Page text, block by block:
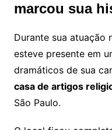
marcou sua
Durante sua atuação
esteve presente em
dramáticos de sua
casa de artigos
São Paulo.